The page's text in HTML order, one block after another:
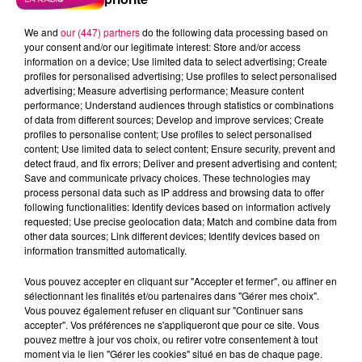
MERCATO : LE CHANTIER EST
OUVERT
Sur le recrutement, Chrétien a détaillé les premières
orientations. Le noyau de joueurs ayant vécu
l'accession et le maintien constitue la base de travail.
Des ajustements sont attendus : certains contrats
arrivent à terme, et des profils spécifiques sont
recherchés. Adrien Julloux et Cazim Suljic ont
notamment quitté l'ASNL pour Amiens : ils étaient tous
deux en fin de contrat. Le poste de latéral gauche a
été identifié comme une priorité absolue, Nancy
n'ayant plus personne sous contrat à ce poste. Le
club travaille également à réduire un effectif jugé trop
large la saison passée.
La reprise de l'entraînment est fixée au 22 juin, avec un
stage prévu à Vittel et cinq à six matchs de
We and our (447) partnersdo the following data processing based on
your consent and/or our legitimate interest: Store and/or access
information on a device; Use limited data to select advertising; Create
profiles for personalised advertising; Use profiles to select personalised
advertising; Measure advertising performance; Measure content
performance; Understand audiences through statistics or combinations
of data from different sources; Develop and improve services; Create
profiles to personalise content; Use profiles to select personalised
content; Use limited data to select content; Ensure security, prevent and
detect fraud, and fix errors; Deliver and present advertising and content;
Save and communicate privacy choices. These technologies may
process personal data such as IP address and browsing data to offer
following functionalities: Identify devices based on information actively
requested; Use precise geolocation data; Match and combine data from
other data sources; Link different devices; Identify devices based on
information transmitted automatically.
Vous pouvez accepter en cliquant sur "Accepter et fermer", ou affiner en
sélectionnant les finalités et/ou partenaires dans "Gérer mes choix".
Vous pouvez également refuser en cliquant sur "Continuer sans
accepter". Vos préférences ne s'appliqueront que pour ce site. Vous
pouvez mettre à jour vos choix, ou retirer votre consentement à tout
moment via le lien "Gérer les cookies" situé en bas de chaque page.